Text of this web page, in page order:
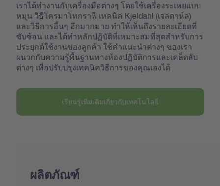
เราได้ทำงานกับเครื่องมือต่างๆ โดยใช้เครื่องระเหยแบบ
หมุน วิธีโครมาโทกราฟี เทคนิค Kjeldahl (เจลดาห์ล)
และวิธีการอื่นๆ อีกมากมาย ทำให้เห็นถึงรายละเอียดที่
ซับซ้อน และได้ทำหลักปฏิบัติที่เหมาะสมที่สุดสำหรับการ
ประยุกต์ใช้งานของลูกค้า ใช้คำแนะนำต่างๆ ของเรา
ผนวกกับความรู้พื้นฐานทางห้องปฏิบัติการและเคล็ดลับ
ต่างๆ เพื่อปรับปรุงเทคนิควิธีการของคุณเองได้
เรียนรู้เพิ่มเติมเกี่ยวกับเทคโนโลยี
ผลิตภัณฑ์